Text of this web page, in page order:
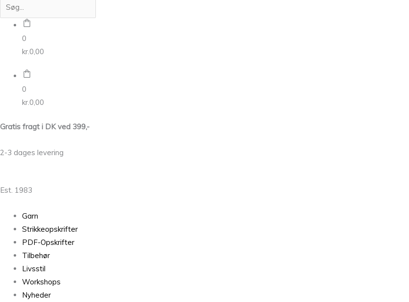
0
kr.0,00
0
kr.0,00
Gratis fragt i DK ved 399,-
2-3 dages levering
Est. 1983
Garn
Strikkeopskrifter
PDF-Opskrifter
Tilbehør
Livsstil
Workshops
Nyheder